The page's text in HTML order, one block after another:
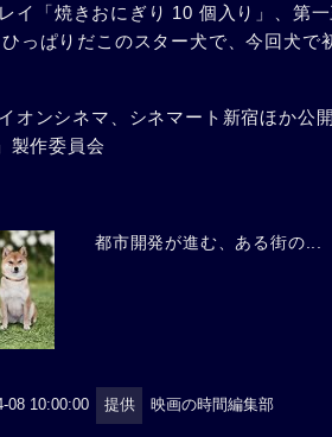
イ「焼きおにぎり 10 個入り」、第
っぱりだこのスター犬で、今回犬で
オンシネマ、シネマート新宿ほか公開
製作委員会
都市開発が進む、ある街の...
08 10:00:00 提供 映画の時間編集部